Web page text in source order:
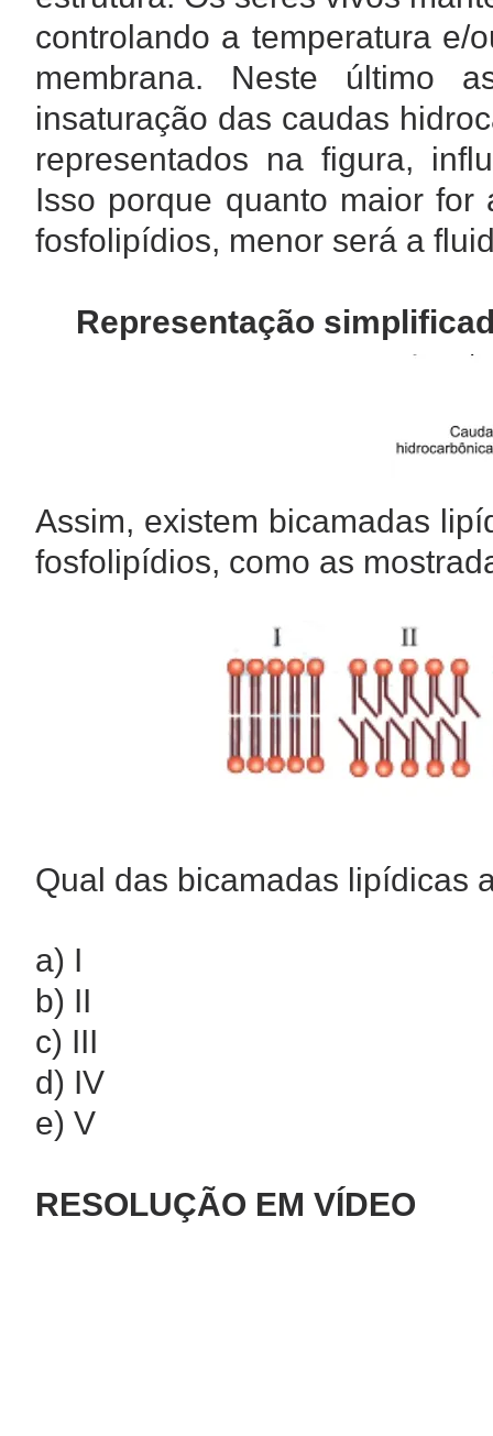
controlando a temperatura e/
membrana. Neste último
insaturação das caudas
representados na figura,
Isso porque quanto maior
fosfolipídios, menor será a
Representação
Assim, existem bicamadas
fosfolipídios, como as
Qual das bicamadas lipídicas
a) I
b) II
c) III
d) IV
e) V
RESOLUÇÃO EM VÍDEO